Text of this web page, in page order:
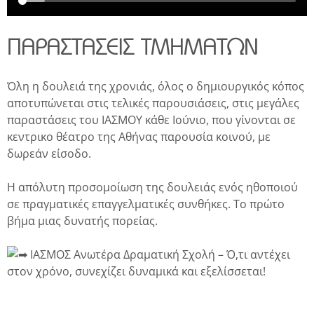
ΠΑΡΑΣΤΑΣΕΙΣ ΤΜΗΜΑΤΩΝ
Όλη η δουλειά της χρονιάς, όλος ο δημιουργικός κόπος
αποτυπώνεται στις τελικές παρουσιάσεις, στις μεγάλες
παραστάσεις του ΙΑΣΜΟΥ κάθε Ιούνιο, που γίνονται σε
κεντρικο θέατρο της Αθήνας παρουσία κοινού, με
δωρεάν είσοδο.
Η απόλυτη προσομοίωση της δουλειάς ενός ηθοποιού
σε πραγματικές επαγγελματικές συνθήκες. Το πρώτο
βήμα μιας δυνατής πορείας.
ΙΑΣΜΟΣ Ανωτέρα Δραματική Σχολή – Ό,τι αντέχει
στον χρόνο, συνεχίζει δυναμικά και εξελίσσεται!